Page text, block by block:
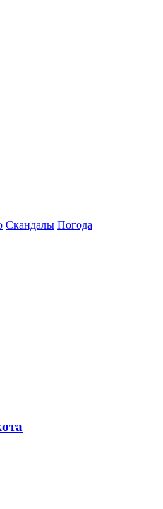
Скандалы Погода